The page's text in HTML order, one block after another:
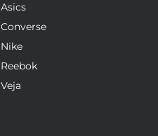
Asics
Converse
Nike
Reebok
Veja